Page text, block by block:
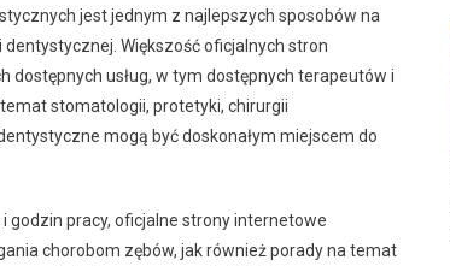
jest jednym z najlepszych sposobów na
Większość oficjalnych stron
usług, w tym dostępnych terapeutów i
stomatologii, protetyki, chirurgii
mogą być doskonałym miejscem do
godzin pracy, oficjalne strony internetowe
chorobom zębów, jak również porady na temat